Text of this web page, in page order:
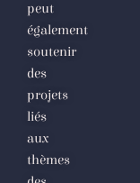
peut
également
soutenir
des
projets
liés
aux
thèmes